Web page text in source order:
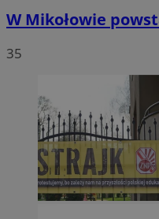
W Mikołowie
35